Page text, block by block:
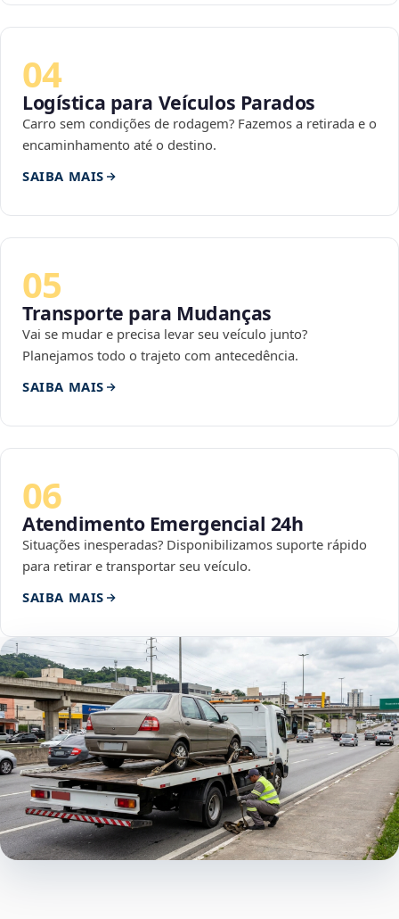
04
Logística para Veículos Parados
Carro sem condições de rodagem? Fazemos a retirada e o
encaminhamento até o destino.
SAIBA MAIS
05
Transporte para Mudanças
Vai se mudar e precisa levar seu veículo junto?
Planejamos todo o trajeto com antecedência.
SAIBA MAIS
06
Atendimento Emergencial 24h
Situações inesperadas? Disponibilizamos suporte rápido
para retirar e transportar seu veículo.
SAIBA MAIS